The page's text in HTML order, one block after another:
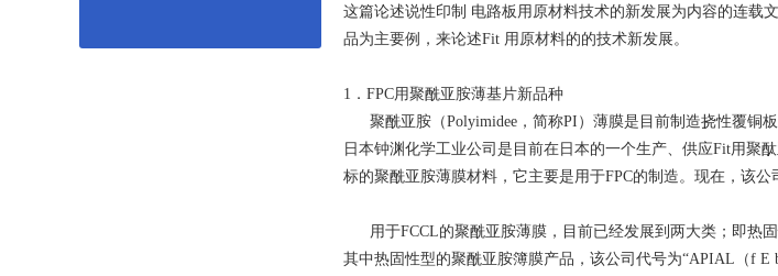
这篇论述说性印制 电路板用原材料技术的新发展为内容的连
品为主要例，来论述Fit 用原材料的的技术新发展。
1．FPC用聚酰亚胺薄基片新品种
聚酰亚胺（Polyimidee，简称PI）薄膜是目前制造挠性覆铜
日本钟渊化学工业公司是目前在日本的一个生产、供应Fit用聚
标的聚酰亚胺薄膜材料，它主要是用于FPC的制造。现在，该
用于FCCL的聚酰亚胺薄膜，目前已经发展到两大类；即热固
其中热固性型的聚酰亚胺簿膜产品，该公司代号为“APIAL（f E